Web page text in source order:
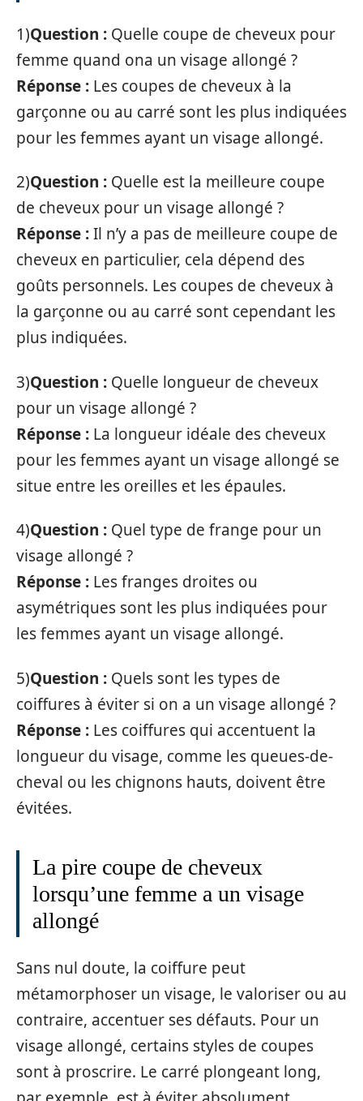
1)Question : Quelle coupe de cheveux pour
femme quand ona un visage allongé ?
Réponse : Les coupes de cheveux à la
garçonne ou au carré sont les plus indiquées
pour les femmes ayant un visage allongé.
2)Question : Quelle est la meilleure coupe
de cheveux pour un visage allongé ?
Réponse :Il n’y a pas de meilleure coupe de
cheveux en particulier, cela dépend des
goûts personnels. Les coupes de cheveux à
la garçonne ou au carré sont cependant les
plus indiquées.
3)Question : Quelle longueur de cheveux
pour un visage allongé ?
Réponse : La longueur idéale des cheveux
pour les femmes ayant un visage allongé se
situe entre les oreilles et les épaules.
4)Question : Quel type de frange pour un
visage allongé ?
Réponse : Les franges droites ou
asymétriques sont les plus indiquées pour
les femmes ayant un visage allongé.
5)Question : Quels sont les types de
coiffures à éviter si on a un visage allongé ?
Réponse : Les coiffures qui accentuent la
longueur du visage, comme les queues-de-
cheval ou les chignons hauts, doivent être
évitées.
La pire coupe de cheveux
lorsqu’une femme a un visage
allongé
Sans nul doute, la coiffure peut
métamorphoser un visage, le valoriser ou au
contraire, accentuer ses défauts. Pour un
visage allongé, certains styles de coupes
sont à proscrire. Le carré plongeant long,